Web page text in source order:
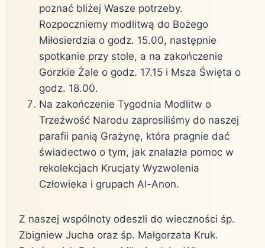
poznać bliżej Wasze potrzeby.
Rozpoczniemy modlitwą do Bożego
Miłosierdzia o godz. 15.00, następnie
spotkanie przy stole, a na zakończenie
Gorzkie Żale o godz. 17.15 i Msza Święta o
godz. 18.00.
Na zakończenie Tygodnia Modlitw o
Trzeźwość Narodu zaprosiliśmy do naszej
parafii panią Grażynę, która pragnie dać
świadectwo o tym, jak znalazła pomoc w
rekolekcjach Krucjaty Wyzwolenia
Człowieka i grupach Al-Anon.
Z naszej wspólnoty odeszli do wieczności śp.
Zbigniew Jucha oraz śp. Małgorzata Kruk.